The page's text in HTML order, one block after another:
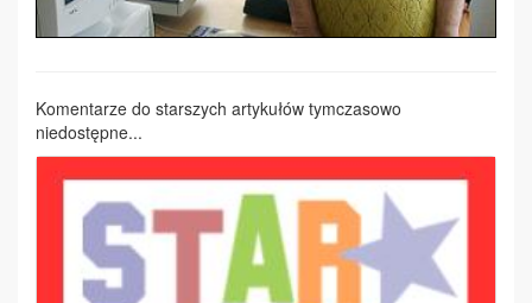
Komentarze do starszych artykułów tymczasowo
niedostępne...